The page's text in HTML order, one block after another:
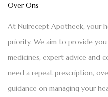
Over Ons
At Nulrecept Apotheek, your
priority. We aim to provide
medicines, expert advice and
need a repeat prescription,
guidance on managing your